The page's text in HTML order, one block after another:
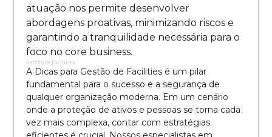
atuação nos permite desenvolver
abordagens proativas, minimizando riscos e
garantindo a tranquilidade necessária para o
foco no core business.
Gestão de Facilities
A Dicas para Gestão de Facilities é um pilar
fundamental para o sucesso e a segurança de
qualquer organização moderna. Em um cenário
onde a proteção de ativos e pessoas se torna cada
vez mais complexa, contar com estratégias